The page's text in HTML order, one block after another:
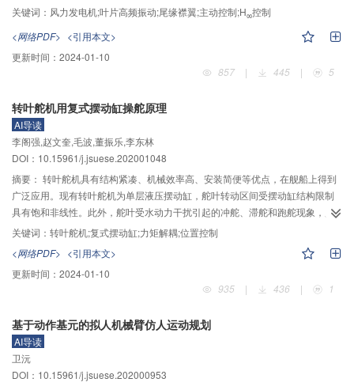
翼的角度控制。气弹系统的气动力是基于一种新颖的适合于尾缘襟翼的准稳态
翼摆角的主动控制成功抑制了叶片高频振动。主动控制是基于线性矩阵不等式
（LMI）设计和状态观察器设计的H
分析和鲁棒控制方法，实现位移响应分析、鲁棒性能分析，以襟翼角度输入控
棒性能参数，使得被控位移和控制输入均保持在一个合理的范围。为降低全状
态反馈时状态变量检测的误差影响，利用状态重构和状态观察器来改善控制性
能，同时，对比不同的鲁棒性能参数和不同的风速激励下的高频振动控制结
果，验证了基于LMI的H∞控制算法的可靠性和鲁棒性。基于S7–300 PLC和
WinCC组态软件的“实时OPC技术”，采用一种过程控制实验，验证了控制算法
在工程应用中的可行性，因为算法复杂性而无法在常规控制器硬件中运行的智
能控制算法，提供了一种实时工程应用的可行性方案。
关键词： 风力发电机;叶片高频振动;尾缘襟翼;主动控制;H∞控制
<网络PDF> <引用本文>
更新时间： 2024-01-10
857
| 445 | 5
转叶舵机用复式摆动缸操舵原理
AI导读
李阁强,赵文奎,毛波,董振乐,李东林
DOI：10.15961/j.jsuese.202001048
摘要： 转叶舵机具有结构紧凑、机械效率高、安装简便等优点，在舰船上得到
广泛应用。现有转叶舵机为单层液压摆动缸，舵叶转动区间受摆动缸结构限制
具有饱和非线性。此外，舵叶受水动力干扰引起的冲舵、滞舵和跑舵现象，严
重影响船舶航向控制和舵减摇效果。针对上述问题，以直驱式电液伺服转叶舵
机为对象，在建立数学模型，分析水动力对舵角干扰的基础上，提出一种复式
结构摆动缸操舵新原理。复式摆动缸采用双层结构，内层为舵驱动缸，外层为
力矩解耦缸。内外层转子同向转动，可增大舵叶的工作区间，同时，外层力矩
解耦缸转子输出助推力矩作用于舵驱动缸转子，可抵消水动力在驱动缸转子上
层转子反向转动，可使舵机及时制动、换向，提高舵机操纵性能。复式摆动缸
用于转叶舵机，舵机系统具有较大的稳定裕量，幅值裕度为45.3 dB，相角裕度
为99.2°，满足伺服系统设计指标。仿真分析表明：在有外负载干扰下，相较于
单层摆动缸加控制策略的操舵方式，复式摆动缸操舵响应速度更快，无超调，
关键词： 转叶舵机;复式摆动缸;力矩解耦;位置控制
<网络PDF> <引用本文>
更新时间： 2024-01-10
935
| 436 | 1
基于动作基元的拟人机械臂仿人运动规划
AI导读
卫沅
DOI：10.15961/j.jsuese.202000953